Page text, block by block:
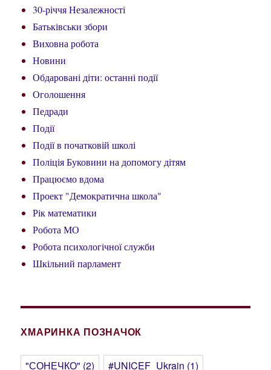
30-річчя Незалежності
Батьківськи збори
Виховна робота
Новини
Обдаровані діти: останні події
Оголошення
Педради
Події
Події в початковій школі
Поліція Буковини на допомогу дітям
Працюємо вдома
Проект "Демократична школа"
Рік математики
Робота МО
Робота психологічної служби
Шкільний парламент
ХМАРИНКА ПОЗНАЧОК
"СОНЕЧКО" (2) #UNICEF_Ukrain (1)